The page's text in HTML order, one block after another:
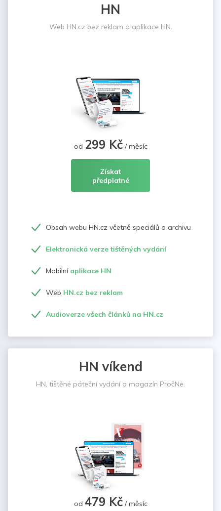
HN
Web HN.cz bez reklam a aplikace HN.
od 299 Kč/ měsíc
Získat
předplatné
Obsah webu HN.cz včetně speciálů a archivu
Elektronická verze tištěných vydání
Mobilní aplikace HN
Web HN.cz bez reklam
Audioverze všech článků na HN.cz
HN víkend
HN, tištěné páteční vydání a magazín PročNe.
od 479 Kč/ měsíc